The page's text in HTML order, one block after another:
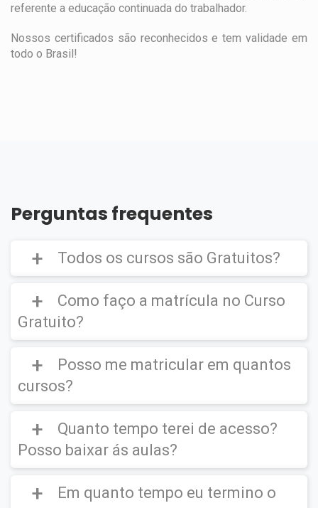
referente a educação continuada do trabalhador.
Nossos certificados são reconhecidos e tem validade em
todo o Brasil!
Perguntas frequentes
Todos os cursos são Gratuitos?
Curso Gratuito,porém caso deseje emitir o
Certificado Digital é cobrado uma taxa de
IMPORTANTE(O certificado Digital não é
enviado para sua residência, este ficará
download e impressão).
Como faço a matrícula no Curso
Gratuito?
CLIQUE AQUI para ver um vídeo de como
efetuar a matrícula em um
Posso me matricular em quantos
cursos?
Você poderá se matricular em quantos
cursos desejar.
Quanto tempo terei de acesso?
Posso baixar ás aulas?
Após matrícula você terá direito deacessar
Em quanto tempo eu termino o